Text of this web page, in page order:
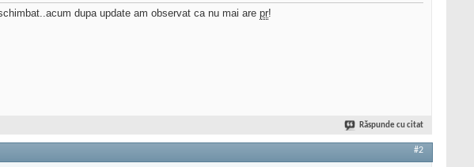
dupa update am observat ca nu mai are pr!
Răspunde cu citat
#2